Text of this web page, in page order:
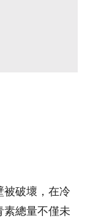
被破壞，在冷
素總量不僅未